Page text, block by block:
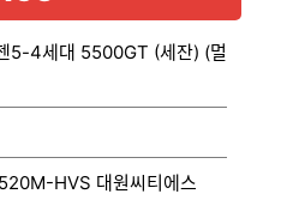
5-4세대 5500GT (세잔) (멀
HVS 대원씨티에스